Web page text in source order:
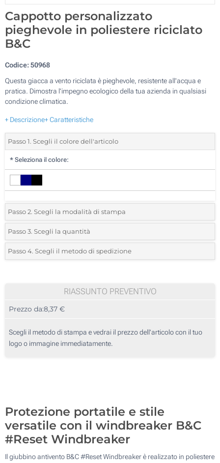
Cappotto personalizzato
pieghevole in poliestere riciclato
B&C
Codice:50968
Questa giacca a vento riciclata è pieghevole, resistente all'acqua e
pratica. Dimostra l'impegno ecologico della tua azienda in qualsiasi
condizione climatica.
+ Descrizione+ Caratteristiche
Passo 1. Scegli il colore dell'articolo
* Seleziona il colore:
Passo 2. Scegli la modalità di stampa
*Seleziona la posizione di stampa e il colore del vostro logo:
1 Colore (Su un lato)
Passo 3. Scegli la quantità
*Ordine minimo 5 (Ordine totale)
Passo 4. Scegli il metodo di spedizione
RIASSUNTO PREVENTIVO
Prezzo da:8,37 €
Scegli il metodo di stampa e vedrai il prezzo dell'articolo con il tuo
logo o immagine immediatamente.
Protezione portatile e stile
versatile con il windbreaker B&C
#Reset Windbreaker
Il giubbino antivento B&C #Reset Windbreaker è realizzato in poliestere